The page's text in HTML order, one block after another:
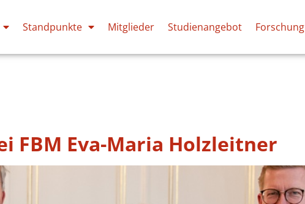
Standpunkte Mitglieder Studienangebot Forschung
FBM Eva-Maria Holzleitner